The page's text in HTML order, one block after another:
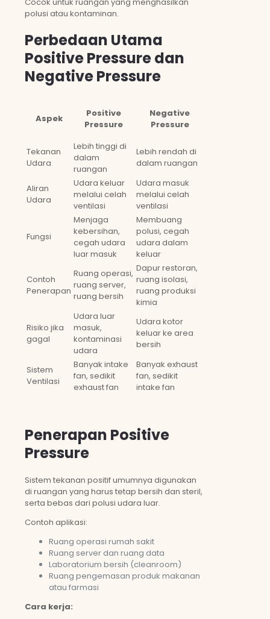
polusi atau kontaminan.
Perbedaan Utama
Positive Pressure dan
Negative Pressure
Aspek
Positive
Pressure
Negative
Pressure
Tekanan
Udara
Lebih tinggi di
dalam
ruangan
Lebih rendah di
dalam ruangan
Aliran
Udara
Udara keluar
melalui celah
ventilasi
Udara masuk
melalui celah
ventilasi
Fungsi
Menjaga
kebersihan,
cegah udara
luar masuk
Membuang
polusi, cegah
udara dalam
keluar
Contoh
Penerapan
Ruang operasi,
ruang server,
ruang bersih
Dapur restoran,
ruang isolasi,
ruang produksi
kimia
Risiko jika
gagal
Udara luar
masuk,
kontaminasi
udara
Udara kotor
keluar ke area
bersih
Sistem
Ventilasi
Banyak intake
fan, sedikit
exhaust fan
Banyak exhaust
fan, sedikit
intake fan
Penerapan Positive
Pressure
Sistem tekanan positif umumnya digunakan
di ruangan yang harus tetap bersih dan steril,
serta bebas dari polusi udara luar.
Contoh aplikasi:
Ruang operasi rumah sakit
Ruang server dan ruang data
Laboratorium bersih (cleanroom)
Ruang pengemasan produk makanan
atau farmasi
Cara kerja: